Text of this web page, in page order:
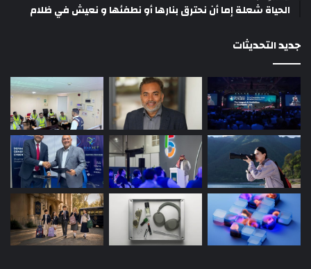
الحياة شعلة إما أن نحترق بنارها أو نطفئها و نعيش في ظلام
جديد التحديثات